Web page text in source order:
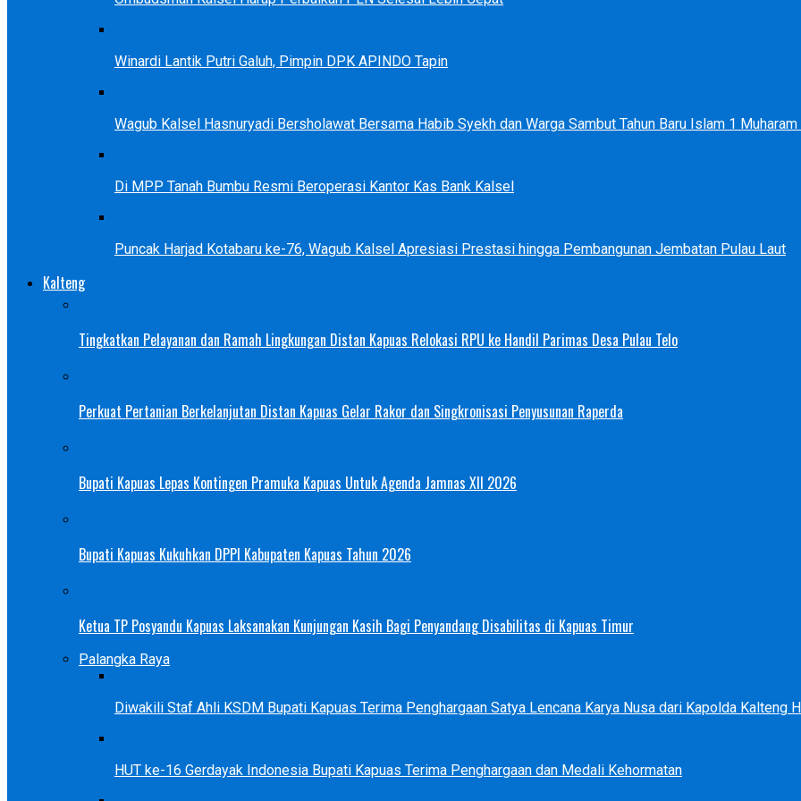
Winardi Lantik Putri Galuh, Pimpin DPK APINDO Tapin
Wagub Kalsel Hasnuryadi Bersholawat Bersama Habib Syekh dan Warga Sambut Tahun Baru Islam 1 Muharam
Di MPP Tanah Bumbu Resmi Beroperasi Kantor Kas Bank Kalsel
Puncak Harjad Kotabaru ke-76, Wagub Kalsel Apresiasi Prestasi hingga Pembangunan Jembatan Pulau Laut
Kalteng
Tingkatkan Pelayanan dan Ramah Lingkungan Distan Kapuas Relokasi RPU ke Handil Parimas Desa Pulau Telo
Perkuat Pertanian Berkelanjutan Distan Kapuas Gelar Rakor dan Singkronisasi Penyusunan Raperda
Bupati Kapuas Lepas Kontingen Pramuka Kapuas Untuk Agenda Jamnas XII 2026
Bupati Kapuas Kukuhkan DPPI Kabupaten Kapuas Tahun 2026
Ketua TP Posyandu Kapuas Laksanakan Kunjungan Kasih Bagi Penyandang Disabilitas di Kapuas Timur
Palangka Raya
Diwakili Staf Ahli KSDM Bupati Kapuas Terima Penghargaan Satya Lencana Karya Nusa dari Kapolda Kalteng
HUT ke-16 Gerdayak Indonesia Bupati Kapuas Terima Penghargaan dan Medali Kehormatan